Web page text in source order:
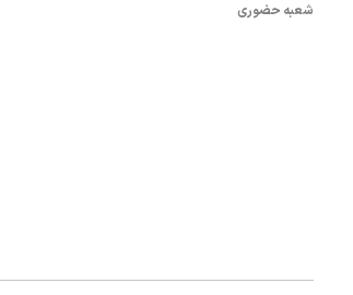
شعبه حضوری